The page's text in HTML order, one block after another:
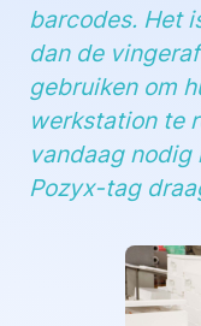
barcodes. Het
dan de
gebruiken om
werkstation te
vandaag nodig
Pozyx-tag